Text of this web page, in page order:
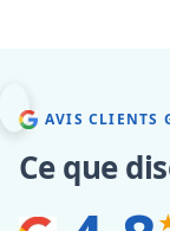
AVIS CLIENTS
Ce que